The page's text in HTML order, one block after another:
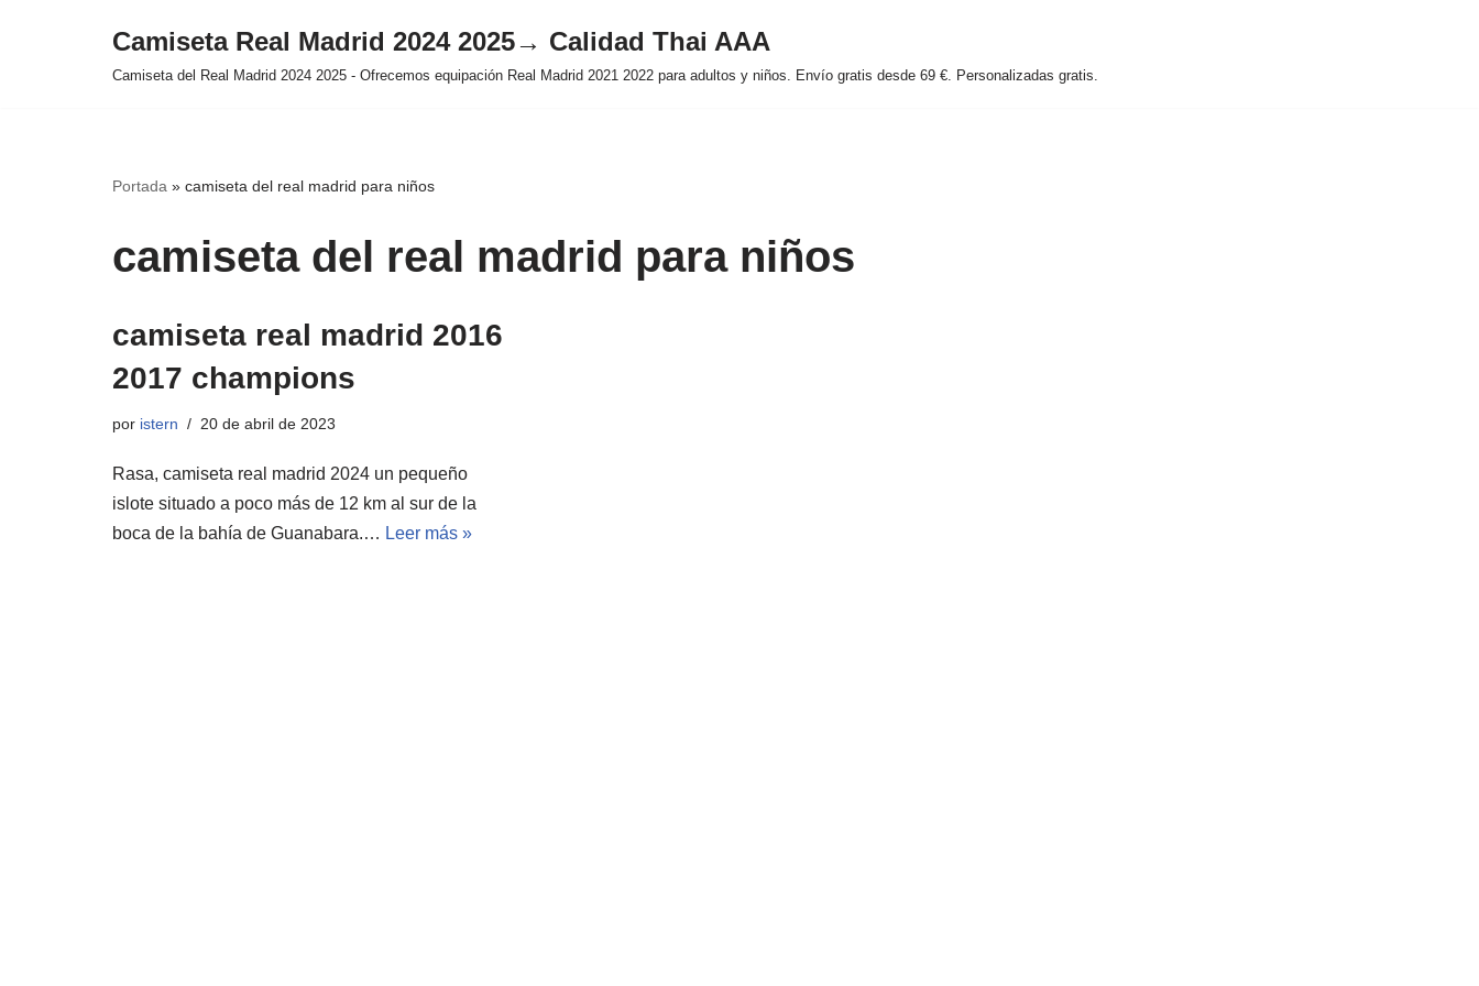
Camiseta Real Madrid 2024 2025→ Calidad Thai AAA
Camiseta del Real Madrid 2024 2025 - Ofrecemos equipación Real Madrid 2021 2022 para adultos y niños. Envío gratis desde 69 €. Personalizadas gratis.
Portada » camiseta del real madrid para niños
camiseta del real madrid para niños
camiseta real madrid 2016
2017 champions
por istern 20 de abril de 2023
Rasa, camiseta real madrid 2024 un pequeño
islote situado a poco más de 12 km al sur de la
boca de la bahía de Guanabara.… Leer más »